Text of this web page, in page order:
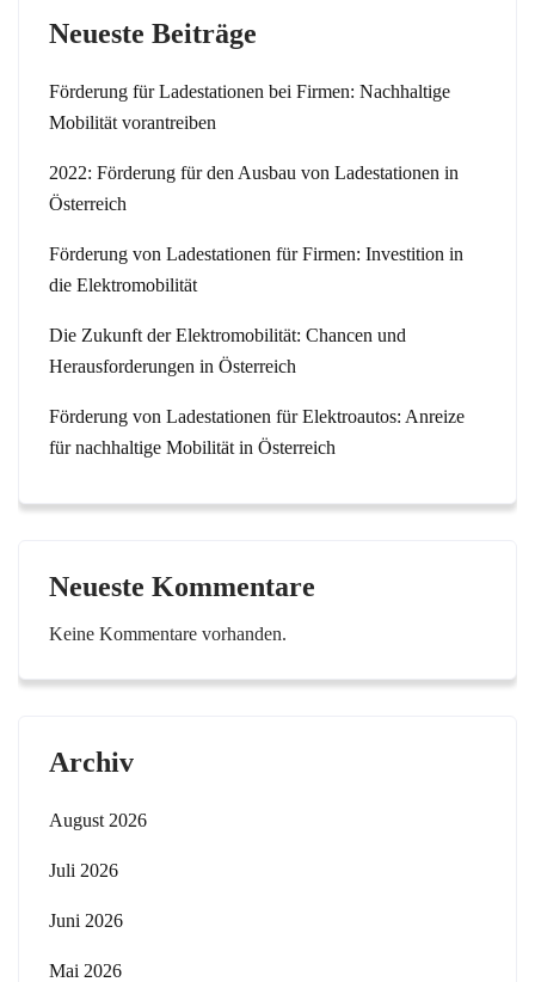
Neueste Beiträge
Förderung für Ladestationen bei Firmen: Nachhaltige
Mobilität vorantreiben
2022: Förderung für den Ausbau von Ladestationen in
Österreich
Förderung von Ladestationen für Firmen: Investition in
die Elektromobilität
Die Zukunft der Elektromobilität: Chancen und
Herausforderungen in Österreich
Förderung von Ladestationen für Elektroautos: Anreize
für nachhaltige Mobilität in Österreich
Neueste Kommentare
Keine Kommentare vorhanden.
Archiv
August 2026
Juli 2026
Juni 2026
Mai 2026